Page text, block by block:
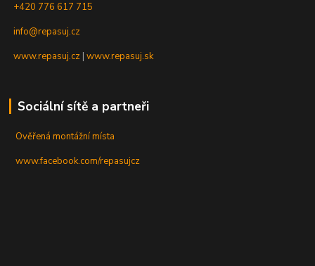
+420 776 617 715
info@repasuj.cz
www.repasuj.cz |www.repasuj.sk
Sociální sítě a partneři
Ověřená montážní místa
www.facebook.com/repasujcz